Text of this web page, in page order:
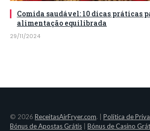
Comida saudável: 10 dicas práticas
alimentação equilibrada
29/11/2024
© 2026 ReceitasAirFryer.com. | Política de
Bónus de Apostas Grátis
Bónus de Casino